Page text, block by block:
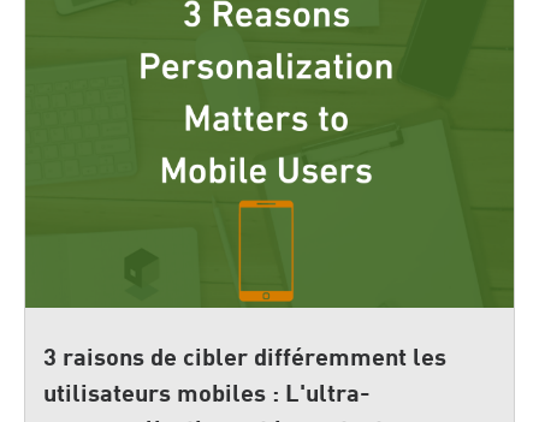
3 raisons de cibler différemment les
utilisateurs mobiles : L'ultra-